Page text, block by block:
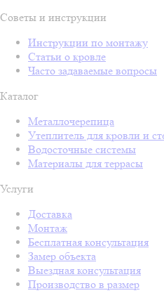
Советы и инструкции
Инструкции по монтажу
Статьи о кровле
Часто задаваемые вопросы
Каталог
Металлочерепица
Утеплитель для кровли и
Водосточные системы
Материалы для террасы
Услуги
Доставка
Монтаж
Бесплатная консультация
Замер объекта
Выездная консультация
Производство в размер